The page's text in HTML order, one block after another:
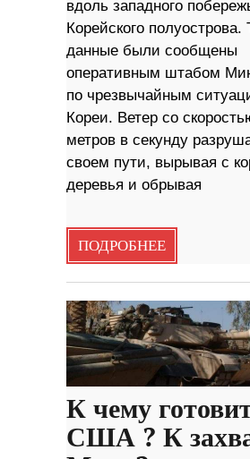
вдоль западного
Корейского полуострова.
данные были сообщены
оперативным штабом
по чрезвычайным
Кореи. Ветер со
метров в секунду
своем пути, вырывая с
деревья и обрывая
ПОДРОБНЕЕ
К чему
США ? К